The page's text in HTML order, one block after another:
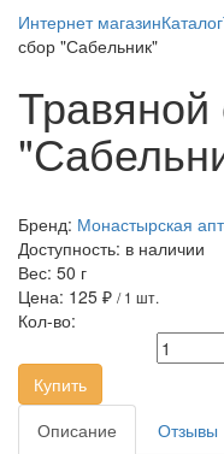
Интернет магазинКаталог
сбор "Сабельник"
Травяной
Бренд: Монастырская
Доступность: в наличии
Вес: 50 г
Цена: 125 ₽ / 1 шт.
Кол-во:
Купить
Описание
Отзывы